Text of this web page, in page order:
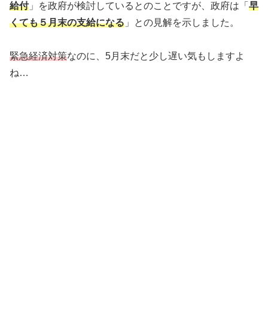
給付」を政府が検討しているとのことですが、政府は「 早
くても５月末の支給になる 」との見解を示しました。
緊急経済対策なのに、5月末だと少し遅い気もしますよ
ね…